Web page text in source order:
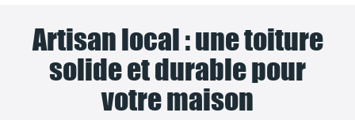
Artisan local : une toiture
solide et durable pour
votre maison